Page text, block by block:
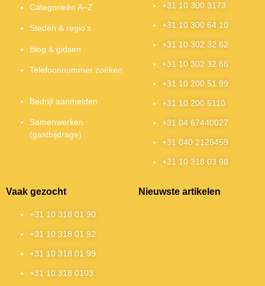
Categorieën A–Z
Steden & regio’s
Blog & gidsen
Telefoonnummer zoeken
Bedrijf aanmelden
Samenwerken
(gastbijdrage)
+31 10 300 3173
+31 10 300 64 10
+31 10 302 32 62
+31 10 302 32 66
+31 10 200 51 99
+31 10 200 5110
+31 04 67440027
+31 040 2126459
+31 10 318 03 98
Vaak gezocht
+31 10 318 01 90
+31 10 318 01 92
+31 10 318 01 99
+31 10 318 0103
Nieuwste artikelen